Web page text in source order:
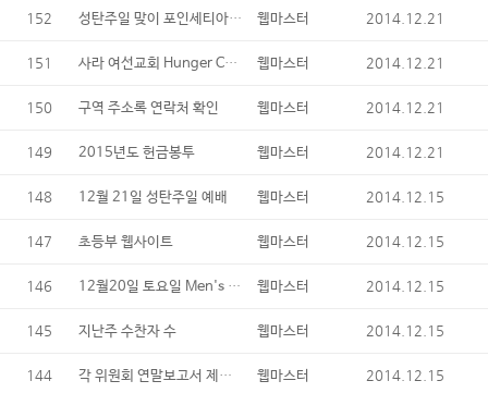
152 성탄주일 맞이 포인세티아 기증 웹마스터 2014.12.21
151 사라 여선교회 Hunger Center 봉사자 & 다과/헌화 Sign-up 웹마스터 2014.12.21
150 구역 주소록 연락처 확인 웹마스터 2014.12.21
149 2015년도 헌금봉투 웹마스터 2014.12.21
148 12월 21일 성탄주일 예배 웹마스터 2014.12.15
147 초등부 웹사이트 웹마스터 2014.12.15
146 12월20일 토요일 Men's Homeless Shelter 방문 웹마스터 2014.12.15
145 지난주 수찬자 수 웹마스터 2014.12.15
144 각 위원회 연말보고서 제출요망 웹마스터 2014.12.15